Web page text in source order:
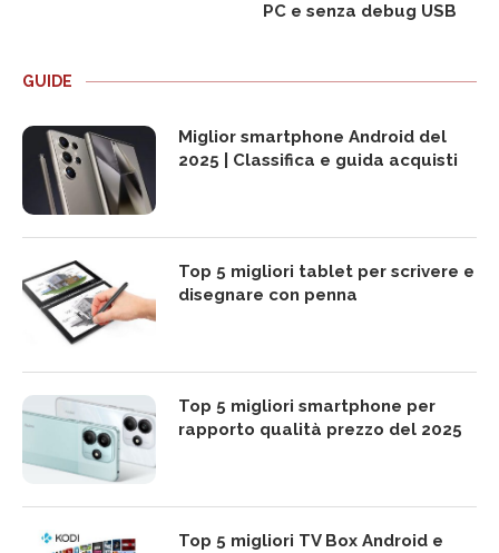
PC e senza debug USB
GUIDE
Miglior smartphone Android del
2025 | Classifica e guida acquisti
Top 5 migliori tablet per scrivere e
disegnare con penna
Top 5 migliori smartphone per
rapporto qualità prezzo del 2025
Top 5 migliori TV Box Android e